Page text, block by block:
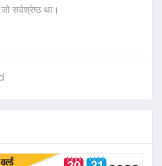
सर्वश्रेष्ठ था।